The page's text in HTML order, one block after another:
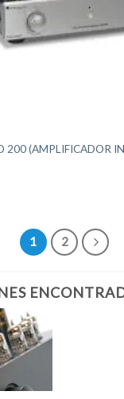
200 (AMPLIFICADOR
1 2